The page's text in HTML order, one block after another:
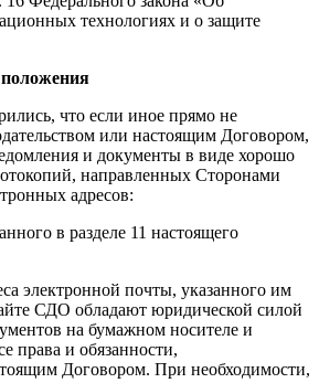
технологиях и о защите
что если иное прямо не
или настоящим Договором,
и документы в виде хорошо
направленных Сторонами
адресов:
в разделе 11 настоящего
электронной почты, указанного им
СДО обладают юридической силой
на бумажном носителе и
права и обязанности,
Договором. При необходимости,